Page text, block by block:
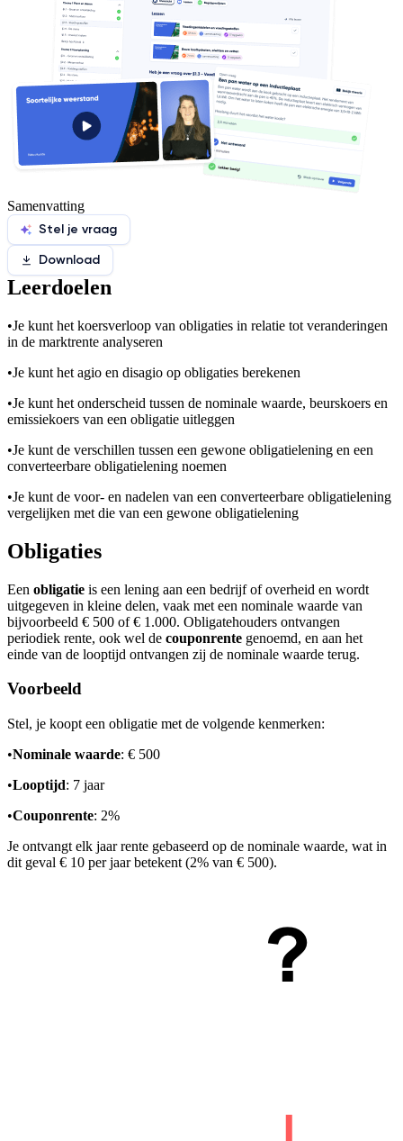
Samenvatting
Stel je vraag
Download
Leerdoelen
•Je kunt het koersverloop van obligaties in relatie tot veranderingen
in de marktrente analyseren
•Je kunt het agio en disagio op obligaties berekenen
•Je kunt het onderscheid tussen de nominale waarde, beurskoers en
emissiekoers van een obligatie uitleggen
•Je kunt de verschillen tussen een gewone obligatielening en een
converteerbare obligatielening noemen
•Je kunt de voor- en nadelen van een converteerbare obligatielening
vergelijken met die van een gewone obligatielening
Obligaties
Een obligatie is een lening aan een bedrijf of overheid en wordt
uitgegeven in kleine delen, vaak met een nominale waarde van
bijvoorbeeld € 500 of € 1.000. Obligatehouders ontvangen
periodiek rente, ook wel de couponrente genoemd, en aan het
einde van de looptijd ontvangen zij de nominale waarde terug.
Voorbeeld
Stel, je koopt een obligatie met de volgende kenmerken:
•Nominale waarde: € 500
•Looptijd: 7 jaar
•Couponrente: 2%
Je ontvangt elk jaar rente gebaseerd op de nominale waarde, wat in
dit geval € 10 per jaar betekent (2% van € 500).